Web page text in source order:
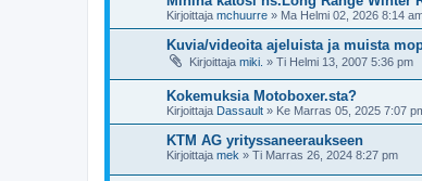
Kirjoittaja mchuurre » Ma Helmi 02, 2026 8:14
Kuvia/videoita ajeluista ja muista
Kirjoittaja miki. » Ti Helmi 13, 2007 5:36 pm
Kokemuksia Motoboxer.sta?
Kirjoittaja Dassault » Ke Marras 05, 2025 7:07
KTM AG yrityssaneeraukseen
Kirjoittaja mek » Ti Marras 26, 2024 8:27 pm